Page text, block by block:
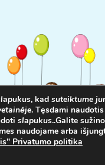
Visos teisės
, kad suteiktume
. Tęsdami naudotis
slapukus..Galite
naudojame arba
Privatumo politika